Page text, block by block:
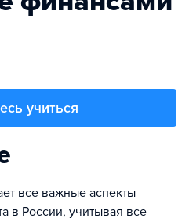
учиться
все важные аспекты
в России, учитывая все